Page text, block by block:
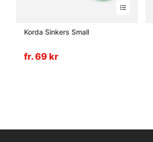
Korda Sinkers Small
fr. 69 kr